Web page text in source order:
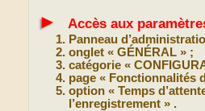
► Accès aux
Panneau
onglet « GÉNÉRAL » ;
catégorie «
page « Fonctionnalités
option « Temps
l’enregistrement » .